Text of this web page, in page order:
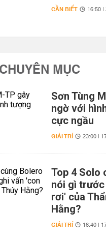
CẦN BIẾT 16:50
MỤC
Sơn Tùng
ngờ với
cực ngầu
GIẢI TRÍ 23:00 |
Top 4 Solo
nói gì trước
rơi' của
Hằng?
GIẢI TRÍ 16:40 |